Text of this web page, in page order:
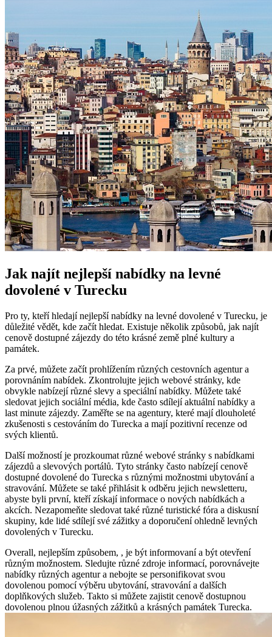
Jak najít nejlepší nabídky na levné
dovolené v Turecku
Pro ty, kteří hledají nejlepší nabídky na levné dovolené v Turecku, je
důležité vědět, kde začít hledat. Existuje několik způsobů, jak najít
cenově dostupné zájezdy do této krásné země plné kultury a
památek.
Za prvé, můžete začít prohlížením různých cestovních agentur a
porovnáním nabídek. Zkontrolujte jejich webové stránky, kde
obvykle nabízejí různé slevy a speciální nabídky. Můžete také
sledovat jejich sociální média, kde často sdílejí aktuální nabídky a
last minute zájezdy. Zaměřte se na agentury, které mají dlouholeté
zkušenosti s cestováním do Turecka a mají pozitivní recenze od
svých klientů.
Další možností je prozkoumat různé webové stránky s nabídkami
zájezdů a slevových portálů. Tyto stránky často nabízejí cenově
dostupné dovolené do Turecka s různými možnostmi ubytování a
stravování. Můžete se také přihlásit k odběru jejich newsletteru,
abyste byli první, kteří získají informace o nových nabídkách a
akcích. Nezapomeňte sledovat také různé turistické fóra a diskusní
skupiny, kde lidé sdílejí své zážitky a doporučení ohledně levných
dovolených v Turecku.
Overall, nejlepším způsobem, , je být informovaní a být otevření
různým možnostem. Sledujte různé zdroje informací, porovnávejte
nabídky různých agentur a nebojte se personifikovat svou
dovolenou pomocí výběru ubytování, stravování a dalších
doplňkových služeb. Takto si můžete zajistit cenově dostupnou
dovolenou plnou úžasných zážitků a krásných památek Turecka.